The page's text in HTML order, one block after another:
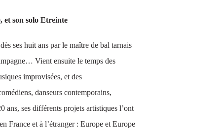
et son solo Etreinte
ses huit ans par le maître de bal tarnais
Vient ensuite le temps des
improvisées, et des
danseurs contemporains,
ans, ses différents projets artistiques l’ont
France et à l’étranger : Europe et Europe